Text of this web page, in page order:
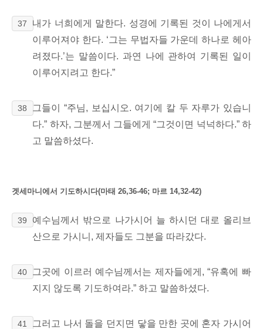
37
내가 너희에게 말한다. 성경에 기록된 것이 나에게서
이루어져야 한다. ‘그는 무법자들 가운데 하나로 헤아
려졌다.’는 말씀이다. 과연 나에 관하여 기록된 일이
이루어지려고 한다.”
38
그들이 “주님, 보십시오. 여기에 칼 두 자루가 있습니
다.” 하자, 그분께서 그들에게 “그것이면 넉넉하다.” 하
고 말씀하셨다.
겟세마니에서 기도하시다(마태 26,36-46; 마르 14,32-42)
39
예수님께서 밖으로 나가시어 늘 하시던 대로 올리브
산으로 가시니, 제자들도 그분을 따라갔다.
40
그곳에 이르러 예수님께서는 제자들에게, “유혹에 빠
지지 않도록 기도하여라.” 하고 말씀하셨다.
41
그러고 나서 돌을 던지면 닿을 만한 곳에 혼자 가시어